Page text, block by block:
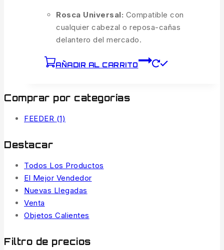
Rosca Universal: Compatible con
cualquier cabezal o reposa-cañas
delantero del mercado.
AÑADIR AL CARRITO
Comprar por categorías
FEEDER (1)
Destacar
Todos Los Productos
El Mejor Vendedor
Nuevas Llegadas
Venta
Objetos Calientes
Filtro de precios